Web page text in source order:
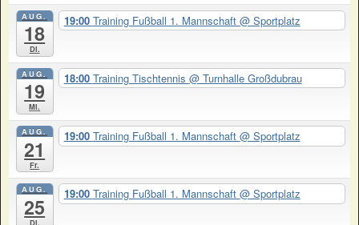
AUG.
18
Di.
19:00 Training Fußball 1. Mannschaft @ Sportplatz
AUG.
19
Mi.
18:00 Training Tischtennis @ Turnhalle Großdubrau
AUG.
21
Fr.
19:00 Training Fußball 1. Mannschaft @ Sportplatz
AUG.
25
Di.
19:00 Training Fußball 1. Mannschaft @ Sportplatz